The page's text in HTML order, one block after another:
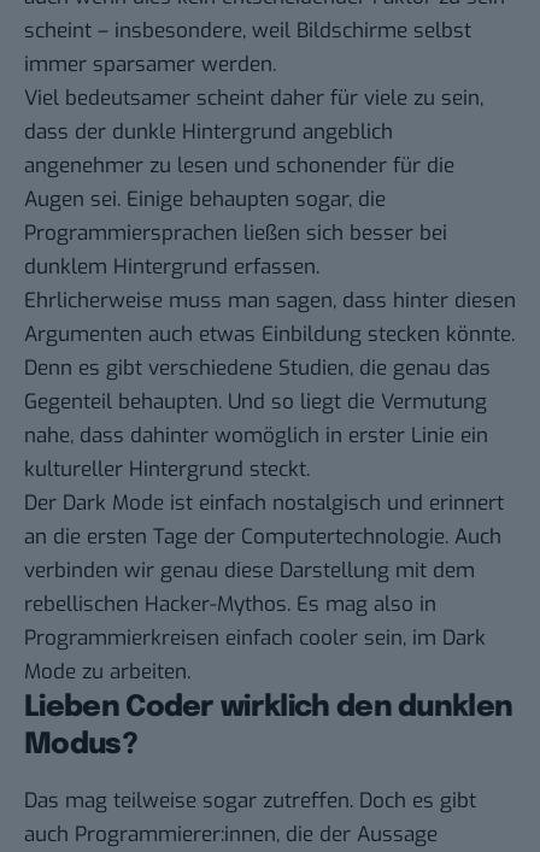
scheint – insbesondere, weil Bildschirme selbst
immer sparsamer werden.
Viel bedeutsamer scheint daher für viele zu sein,
dass der dunkle Hintergrund angeblich
angenehmer zu lesen und schonender für die
Augen sei. Einige behaupten sogar, die
Programmiersprachen ließen sich besser bei
dunklem Hintergrund erfassen.
Ehrlicherweise muss man sagen, dass hinter diesen
Argumenten auch etwas Einbildung stecken könnte.
Denn es gibt verschiedene Studien, die genau das
Gegenteil behaupten. Und so liegt die Vermutung
nahe, dass dahinter womöglich in erster Linie ein
kultureller Hintergrund steckt.
Der Dark Mode ist einfach nostalgisch und erinnert
an die ersten Tage der Computertechnologie. Auch
verbinden wir genau diese Darstellung mit dem
rebellischen Hacker-Mythos. Es mag also in
Programmierkreisen einfach cooler sein, im Dark
Mode zu arbeiten.
Lieben Coder wirklich den dunklen
Modus?
Das mag teilweise sogar zutreffen. Doch es gibt
auch Programmierer:innen, die der Aussage